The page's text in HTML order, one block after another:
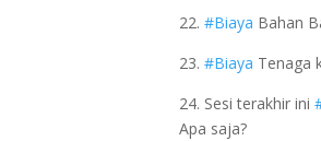
22.#Biaya Bahan
23.#Biaya Tenaga
24. Sesi terakhir ini
Apa saja?